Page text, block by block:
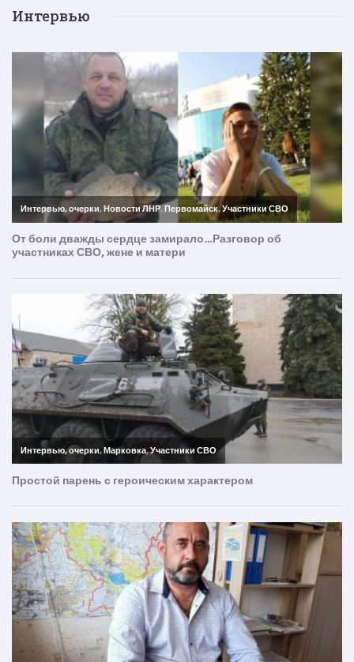
Интервью